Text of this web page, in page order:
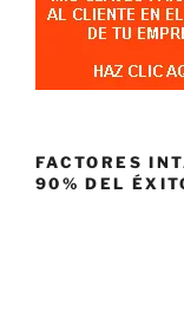
FACTORES
90% DEL